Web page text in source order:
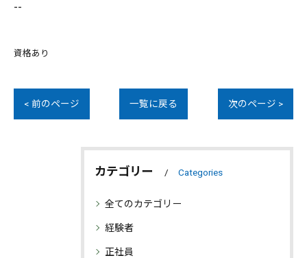
--
資格あり
< 前のページ 一覧に戻る 次のページ >
カテゴリー Categories
全てのカテゴリー
経験者
正社員